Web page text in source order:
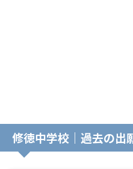
修徳中学校｜過去の出